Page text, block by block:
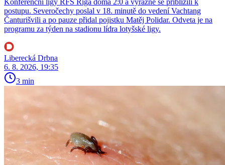
postupu. Severočechy poslal v 18. minutě do vedení Vachtang
Čanturišvili a po pauze přidal pojistku Matěj Polidar. Odveta je na
programu za týden na stadionu lídra lotyšské ligy.
Liberecká Drbna
6. 8. 2026, 19:35
3 min